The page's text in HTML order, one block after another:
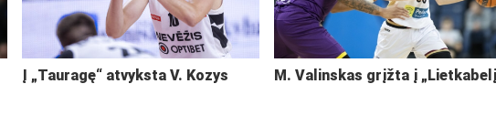
Į „Tauragę“ atvyksta V. Kozys M. Valinskas grįžta į